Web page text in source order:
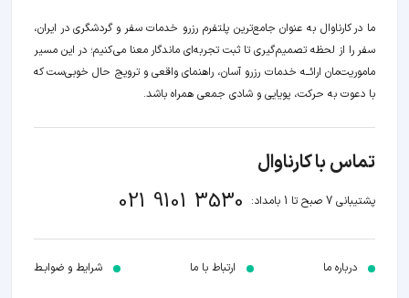
ما در کارناوال به عنوان جامع‌ترین پلتفرم رزرو خدمات سفر و گردشگری در ایران،
سفر را از لحظه‌ تصمیم‌گیری تا ثبت تجربه‌ای ماندگار معنا می‌کنیم؛ در این مسیر‍
ماموریت‌مان اراﺋــﻪ خدمات رزرو آسان، راهنمای واقعی و ترویج حال خوبی‌ست که
با دعوت به حرکت، پویایی و شادی جمعی همراه باشد.
تماس با کارناوال
پشتیبانی 7 صبح تا 1 بامداد: 021 9101 3530
درباره ما ارتباط با ما شرایط و ضوابـط